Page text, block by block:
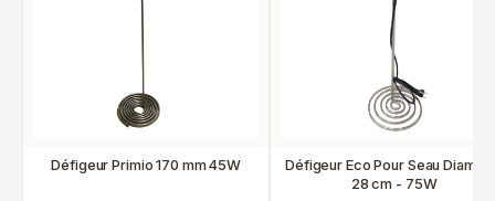
Défigeur Primio 170 mm 45W
Défigeur Eco Pour Seau
28 cm - 75W